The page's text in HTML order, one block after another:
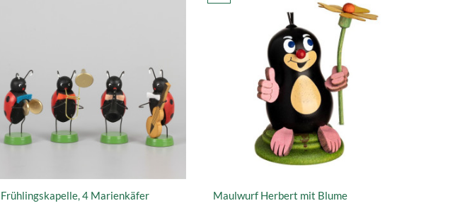
Frühlingskapelle, 4 Marienkäfer Maulwurf Herbert mit Blume